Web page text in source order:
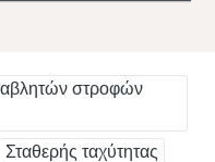
στροφών
Σταθερής ταχύτητας